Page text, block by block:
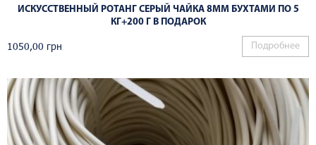
ИСКУССТВЕННЫЙ РОТАНГ СЕРЫЙ ЧАЙКА 8ММ БУХТАМИ ПО 5
КГ+200 Г В ПОДАРОК
1050,00 грн Подробнее